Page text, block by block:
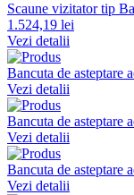
Scaune vizitator tip
1.524,19 lei
Vezi detalii
Bancuta de asteptare
Vezi detalii
Bancuta de asteptare
Vezi detalii
Bancuta de asteptare
Vezi detalii